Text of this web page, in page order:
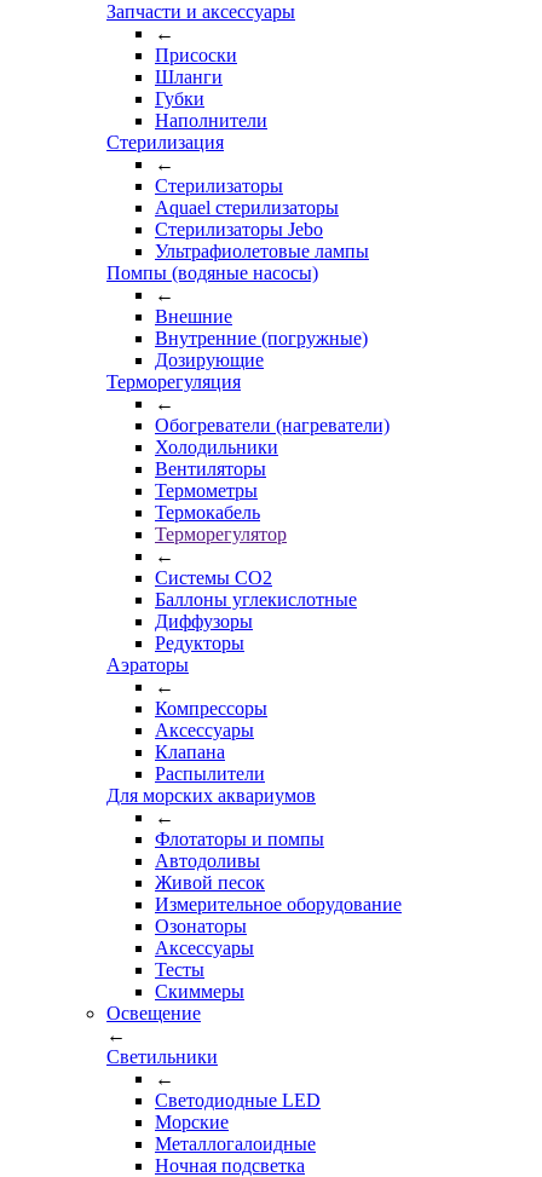
Запчасти и аксессуары
←
Присоски
Шланги
Губки
Наполнители
Стерилизация
←
Стерилизаторы
Aquael стерилизаторы
Стерилизаторы Jebo
Ультрафиолетовые лампы
Помпы (водяные насосы)
←
Внешние
Внутренние (погружные)
Дозирующие
Терморегуляция
←
Обогреватели (нагреватели)
Холодильники
Вентиляторы
Термометры
Термокабель
Терморегулятор
←
Системы CO2
Баллоны углекислотные
Диффузоры
Редукторы
Аэраторы
←
Компрессоры
Аксессуары
Клапана
Распылители
Для морских аквариумов
←
Флотаторы и помпы
Автодоливы
Живой песок
Измерительное оборудование
Озонаторы
Аксессуары
Тесты
Cкиммеры
Освещение
←
Светильники
←
Cветодиодные LED
Морские
Металлогалоидные
Ночная подсветка